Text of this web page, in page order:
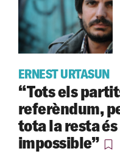
ERNEST URTASUN
“Tots els
referèndum,
tota la resta
impossible”